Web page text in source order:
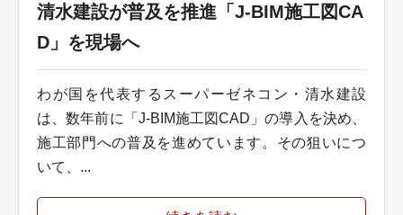
清水建設が普及を推進「J-BIM施工図CA
D」を現場へ
わが国を代表するスーパーゼネコン・清水建設
は、数年前に「J-BIM施工図CAD」の導入を決め、
施工部門への普及を進めています。その狙いにつ
いて、...